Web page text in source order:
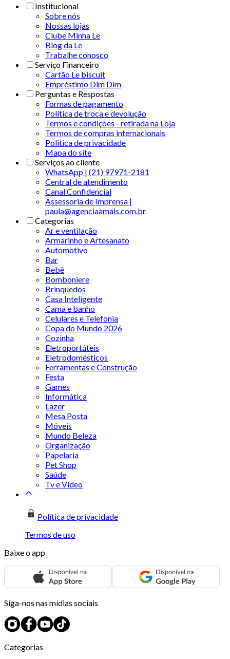
Institucional
Sobre nós
Nossas lojas
Clube Minha Le
Blog da Le
Trabalhe conosco
Serviço Financeiro
Cartão Le biscuit
Empréstimo Dim Dim
Perguntas e Respostas
Formas de pagamento
Política de troca e devolução
Termos e condições - retirada na Loja
Termos de compras internacionais
Politica de privacidade
Mapa do site
Serviços ao cliente
WhatsApp | (21) 97971-2181
Central de atendimento
Canal Confidencial
Assessoria de Imprensa |
paula@agenciaamais.com.br
Categorias
Ar e ventilação
Armarinho e Artesanato
Automotivo
Bar
Bebê
Bomboniere
Brinquedos
Casa Inteligente
Cama e banho
Celulares e Telefonia
Copa do Mundo 2026
Cozinha
Eletroportáteis
Eletrodomésticos
Ferramentas e Construção
Festa
Games
Informática
Lazer
Mesa Posta
Móveis
Mundo Beleza
Organização
Papelaria
Pet Shop
Saúde
Tv e Vídeo
Política de privacidade
Termos de uso
Baixe o app
Siga-nos nas mídias sociais
Categorias